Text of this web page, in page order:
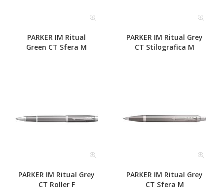
PARKER IM Ritual
Green CT Sfera M
PARKER IM Ritual Grey
CT Stilografica M
PARKER IM Ritual Grey
CT Roller F
PARKER IM Ritual Grey
CT Sfera M